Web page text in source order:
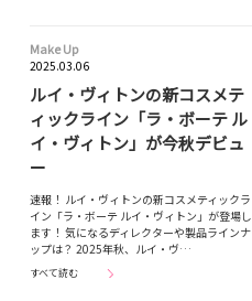
Make Up
2025.03.06
ルイ・ヴィトンの新コスメテ
ィックライン「ラ・ボーテ ル
イ・ヴィトン」が今秋デビュ
ー
速報！ ルイ・ヴィトンの新コスメティックラ
イン「ラ・ボーテ ルイ・ヴィトン」が登場し
ます！ 気になるディレクターや製品ラインナ
ップは？ 2025年秋、ルイ・ヴ…
すべて読む